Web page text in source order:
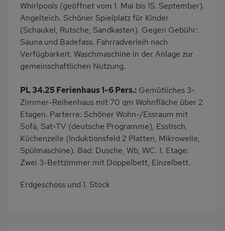
Whirlpools (geöffnet vom 1. Mai bis 15. September).
Angelteich. Schöner Spielplatz für Kinder
(Schaukel, Rutsche, Sandkasten). Gegen Gebühr:
Sauna und Badefass. Fahrradverleih nach
Verfügbarkeit. Waschmaschine in der Anlage zur
gemeinschaftlichen Nutzung.
PL 34.25 Ferienhaus 1-6 Pers.: Gemütliches 3-
Zimmer-Reihenhaus mit 70 qm Wohnfläche über 2
Etagen. Parterre: Schöner Wohn-/Essraum mit
Sofa, Sat-TV (deutsche Programme), Esstisch,
Küchenzeile (Induktionsfeld 2 Platten, Mikrowelle,
Spülmaschine). Bad: Dusche, Wb, WC. 1. Etage:
Zwei 3-Bettzimmer mit Doppelbett, Einzelbett.
Erdgeschoss und 1. Stock